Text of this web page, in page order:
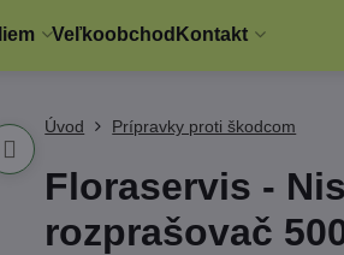
Veľkoobchod Kontakt
Úvod Prípravky proti škodcom
Floraservis -
rozprašovač